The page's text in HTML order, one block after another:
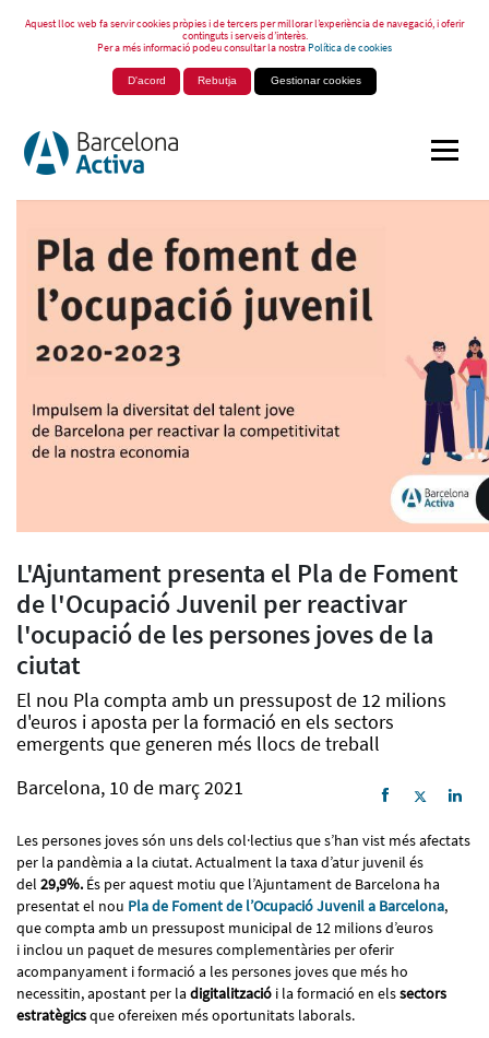
Aquest lloc web fa servir cookies pròpies i de tercers per millorar l’experiència de navegació, i oferir
continguts i serveis d’interès.
Per a més informació podeu consultar la nostraPolítica de cookies
D'acord Rebutja Gestionar cookies
L'Ajuntament presenta el Pla de Foment
de l'Ocupació Juvenil per reactivar
l'ocupació de les persones joves de la
ciutat
El nou Pla compta amb un pressupost de 12 milions
d'euros i aposta per la formació en els sectors
emergents que generen més llocs de treball
Barcelona, 10 de març 2021
Les persones joves són uns dels col·lectius que s’han vist més afectats
per la pandèmia a la ciutat. Actualment la taxa d’atur juvenil és
del 29,9%. És per aquest motiu que l’Ajuntament de Barcelona ha
presentat el nou Pla de Foment de l’Ocupació Juvenil a Barcelona,
que compta amb un pressupost municipal de 12 milions d’euros
i inclou un paquet de mesures complementàries per oferir
acompanyament i formació a les persones joves que més ho
necessitin, apostant per la digitalització i la formació en elssectors
estratègicsque ofereixen més oportunitats laborals.